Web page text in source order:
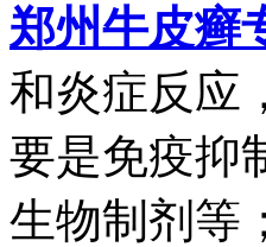
郑州牛皮癣
和炎症反应
要是免疫抑
生物制剂等